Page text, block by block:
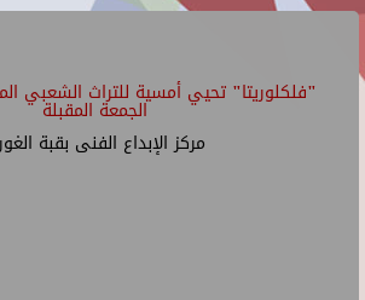
"فلكلوريتا" تحيي أمسية للتراث الشعبي
الجمعة المقبلة
مركز الإبداع الفنى بقبة